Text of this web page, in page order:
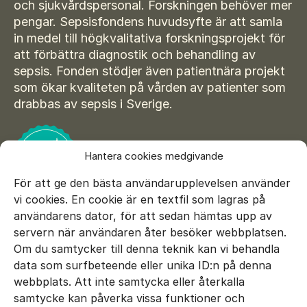
Hantera cookies medgivande
För att ge den bästa användarupplevelsen använder
vi cookies. En cookie är en textfil som lagras på
användarens dator, för att sedan hämtas upp av
servern när användaren åter besöker webbplatsen.
Om du samtycker till denna teknik kan vi behandla
data som surfbeteende eller unika ID:n på denna
webbplats. Att inte samtycka eller återkalla
samtycke kan påverka vissa funktioner och
För amputerade
Ansök om bidrag
Sepsisforum
Axel Lyons minnesstipendium
Vår Integritetspolicy
Våra partners
Vid begravning
Testamente
Beställ material
Norsk
Íslenska
Dansk
och sjukvårdspersonal. Forskningen behöver mer
pengar. Sepsisfondens huvudsyfte är att samla
in medel till högkvalitativa forskningsprojekt för
att förbättra diagnostik och behandling av
sepsis. Fonden stödjer även patientnära projekt
som ökar kvaliteten på vården av patienter som
drabbas av sepsis i Sverige.
E-mail: info@sepsisfonden.se
DONERA